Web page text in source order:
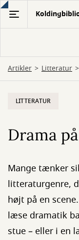
Gå
hovedindhold
Artikler Litteratur
LITTERATUR
Drama
Mange tænker
litteraturgenre,
højt på en
læse dramatik
stue – eller i en